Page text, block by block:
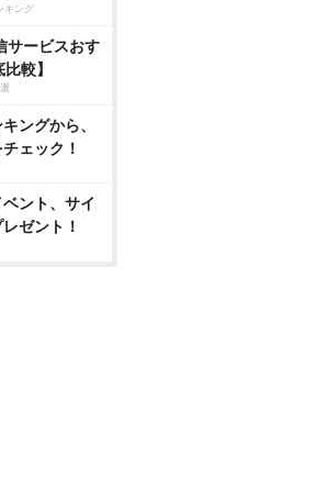
キング
サービスおす
較】
ングから、
ェック！
ント、サイ
ゼント！